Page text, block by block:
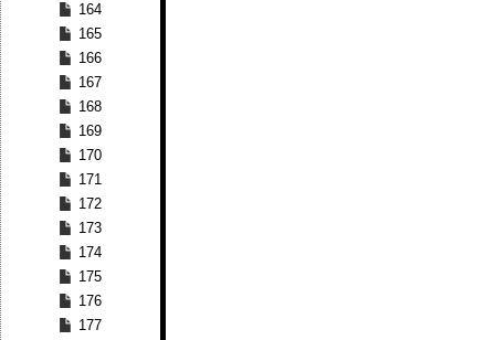
164
165
166
167
168
169
170
171
172
173
174
175
176
177